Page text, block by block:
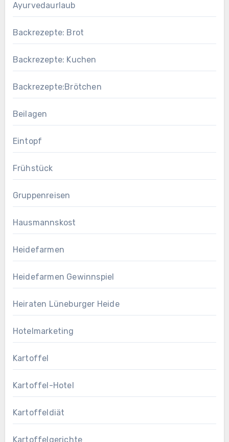
Ayurvedaurlaub
Backrezepte: Brot
Backrezepte: Kuchen
Backrezepte:Brötchen
Beilagen
Eintopf
Frühstück
Gruppenreisen
Hausmannskost
Heidefarmen
Heidefarmen Gewinnspiel
Heiraten Lüneburger Heide
Hotelmarketing
Kartoffel
Kartoffel-Hotel
Kartoffeldiät
Kartoffelgerichte